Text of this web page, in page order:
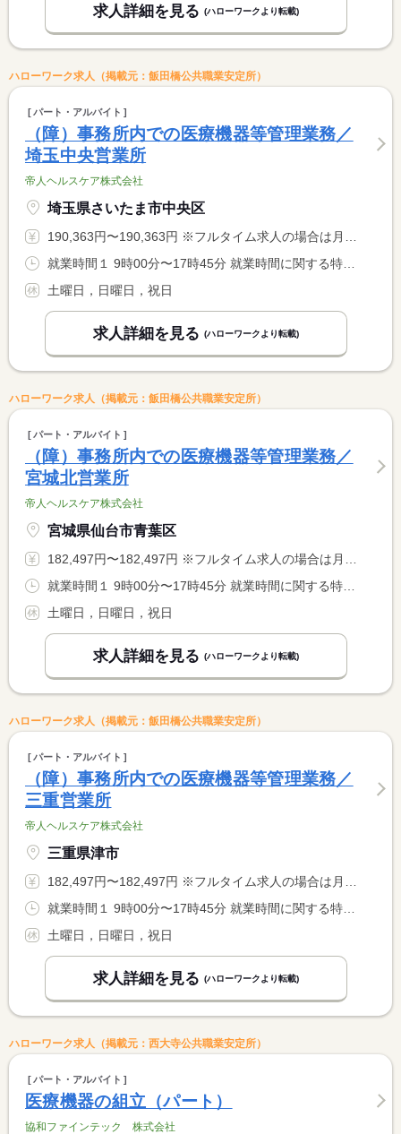
求人詳細を見る (ハローワークより転載)
ハローワーク求人（掲載元：飯田橋公共職業安定所）
パート・アルバイト
（障）事務所内での医療機器等管理業務／
埼玉中央営業所
帝人ヘルスケア株式会社
埼玉県さいたま市中央区
190,363円〜190,363円 ※フルタイム求人の場合は月額（換算額）、パート求人の場合は時間額を表示しています。
土曜日，日曜日，祝日
求人詳細を見る (ハローワークより転載)
ハローワーク求人（掲載元：飯田橋公共職業安定所）
パート・アルバイト
（障）事務所内での医療機器等管理業務／
宮城北営業所
帝人ヘルスケア株式会社
宮城県仙台市青葉区
182,497円〜182,497円 ※フルタイム求人の場合は月額（換算額）、パート求人の場合は時間額を表示しています。
土曜日，日曜日，祝日
求人詳細を見る (ハローワークより転載)
ハローワーク求人（掲載元：飯田橋公共職業安定所）
パート・アルバイト
（障）事務所内での医療機器等管理業務／
三重営業所
帝人ヘルスケア株式会社
三重県津市
182,497円〜182,497円 ※フルタイム求人の場合は月額（換算額）、パート求人の場合は時間額を表示しています。
土曜日，日曜日，祝日
求人詳細を見る (ハローワークより転載)
ハローワーク求人（掲載元：西大寺公共職業安定所）
パート・アルバイト
医療機器の組立（パート）
協和ファインテック 株式会社